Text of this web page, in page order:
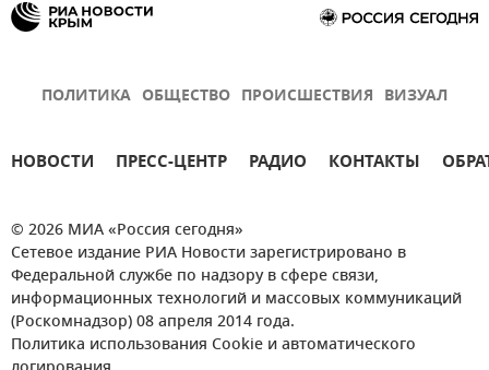
ПОЛИТИКА ОБЩЕСТВО ПРОИСШЕСТВИЯ ВИЗУАЛ
НОВОСТИ ПРЕСС-ЦЕНТР РАДИО КОНТАКТЫ
© 2026 МИА «Россия сегодня»
Сетевое издание РИА Новости зарегистрировано в
Федеральной службе по надзору в сфере связи,
информационных технологий и массовых коммуникаций
(Роскомнадзор) 08 апреля 2014 года.
Политика использования Cookie и автоматического